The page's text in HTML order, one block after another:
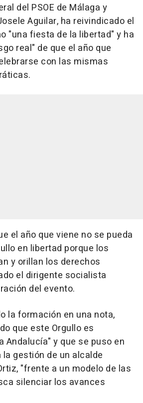
del PSOE de Málaga y
Aguilar, ha reivindicado el
"una fiesta de la libertad" y ha
real" de que el año que
con las mismas
el año que viene no se pueda
en libertad porque los
y orillan los derechos
el dirigente socialista
del evento.
la formación en una nota,
que este Orgullo es
Andalucía" y que se puso en
gestión de un alcalde
"frente a un modelo de las
silenciar los avances